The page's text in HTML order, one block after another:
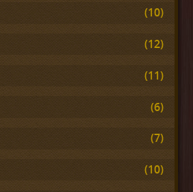
(10)
(12)
(11)
(6)
(7)
(10)